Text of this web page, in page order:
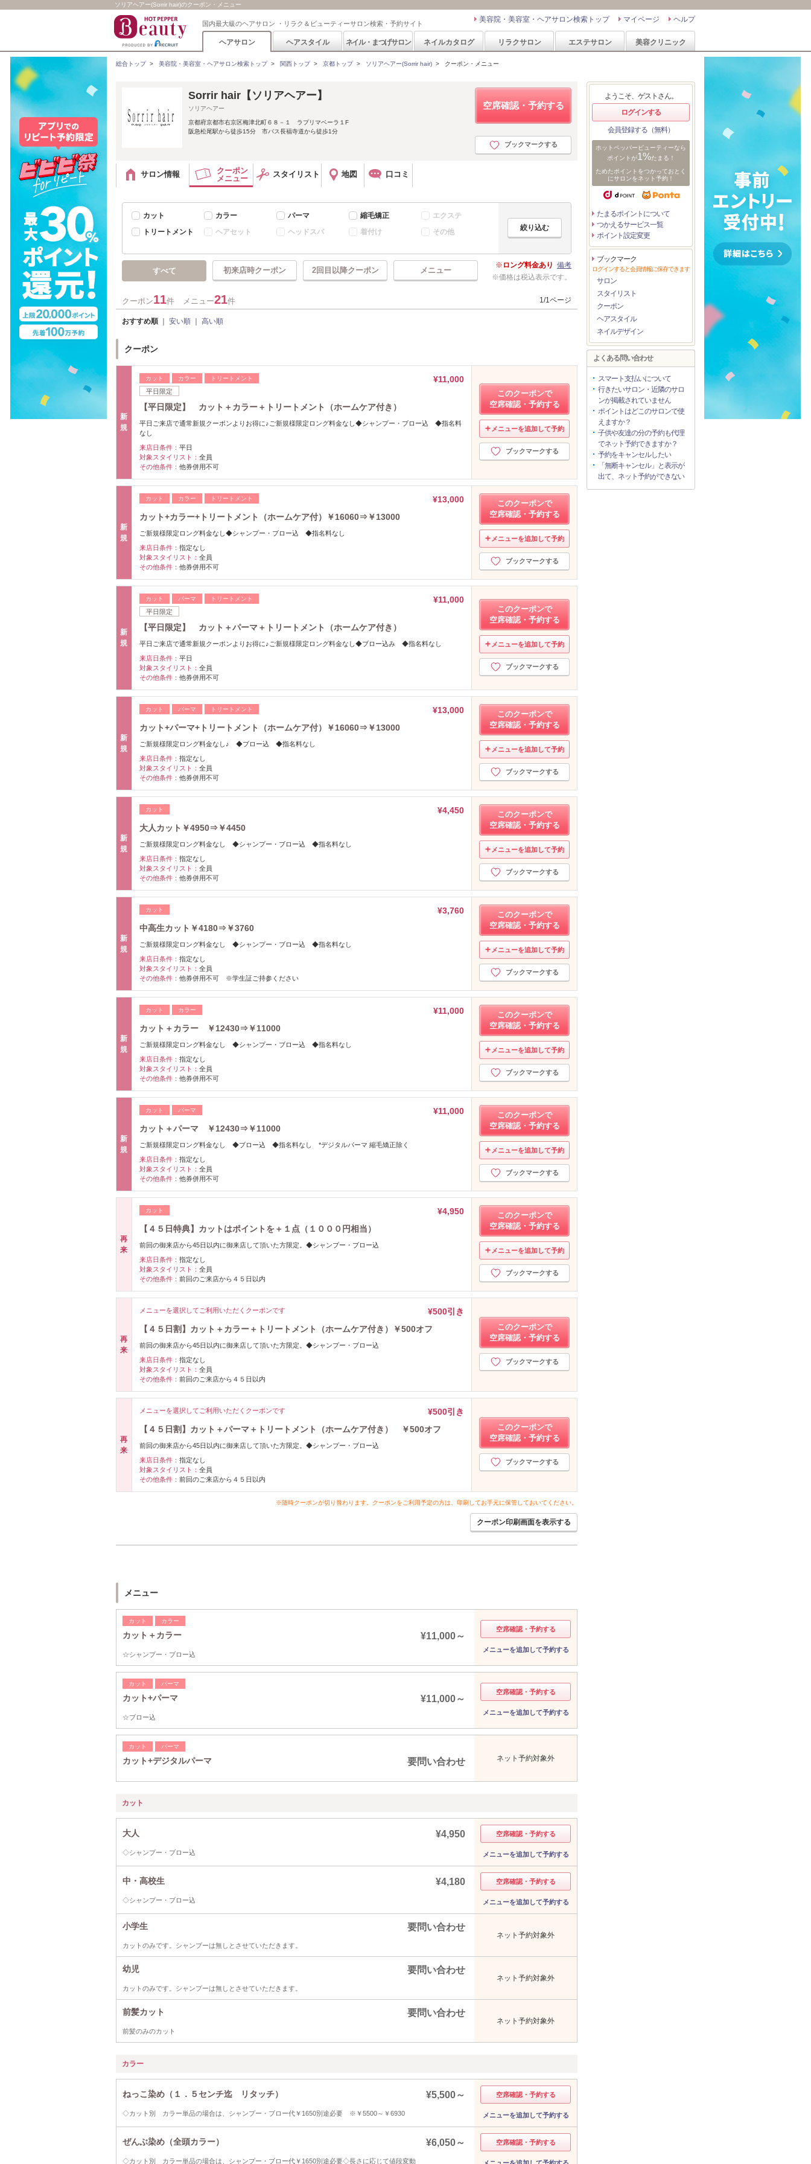
ソリアヘアー(Sorrir hair)のクーポン・メニュー
国内最大級のヘアサロン ・リラク＆ビューティーサロン検索・予約サイト ヘルプ
マイページ
美容院・美容室・ヘアサロン検索トップ
ヘアサロン ヘアスタイル ネイル・まつげサロン ネイルカタログ リラクサロン エステサロン 美容クリニック
総合トップ> 美容院・美容室・ヘアサロン検索トップ> 関西トップ> 京都トップ> ソリアヘアー(Sorrir hair) > クーポン・メニュー
空席確認・予約する
ブックマークする
Sorrir hair【ソリアヘアー】
ソリアヘアー
京都府京都市右京区梅津北町６８－１ ラプリマベーラ１F
阪急松尾駅から徒歩15分 市バス長福寺道から徒歩1分
サロン情報
クーポン
メニュー
スタイリスト 地図 口コミ
カット カラー パーマ 縮毛矯正
エクステ
トリートメント
ヘアセット ヘッドスパ 着付け その他
すべて 初来店時クーポン 2回目以降クーポン メニュー
ロング料金あり 備考
価格は税込表示です。
クーポン11件 メニュー21件 1/1ページ
おすすめ順 ｜ 安い順 ｜ 高い順
クーポン
新
規
カット カラー トリートメント
平日限定
¥11,000
【平日限定】 カット＋カラー＋トリートメント（ホームケア付き）
平日ご来店で通常新規クーポンよりお得に♪ご新規様限定ロング料金なし◆シャンプー・ブロー込 ◆指名料
なし
来店日条件： 平日
対象スタイリスト： 全員
その他条件： 他券併用不可
このクーポンで
空席確認・予約する
メニューを追加して予約
ブックマークする
新
規
カット カラー トリートメント
¥13,000
カット+カラー+トリートメント（ホームケア付）￥16060⇒￥13000
ご新規様限定ロング料金なし◆シャンプー・ブロー込 ◆指名料なし
来店日条件： 指定なし
対象スタイリスト： 全員
その他条件： 他券併用不可
このクーポンで
空席確認・予約する
メニューを追加して予約
ブックマークする
新
規
カット パーマ トリートメント
平日限定
¥11,000
【平日限定】 カット＋パーマ＋トリートメント（ホームケア付き）
平日ご来店で通常新規クーポンよりお得に♪ご新規様限定ロング料金なし◆ブロー込み ◆指名料なし
来店日条件： 平日
対象スタイリスト： 全員
その他条件： 他券併用不可
このクーポンで
空席確認・予約する
メニューを追加して予約
ブックマークする
新
規
カット パーマ トリートメント
¥13,000
カット+パーマ+トリートメント（ホームケア付）￥16060⇒￥13000
ご新規様限定ロング料金なし♪ ◆ブロー込 ◆指名料なし
来店日条件： 指定なし
対象スタイリスト： 全員
その他条件： 他券併用不可
このクーポンで
空席確認・予約する
メニューを追加して予約
ブックマークする
新
規
カット
¥4,450
大人カット￥4950⇒￥4450
ご新規様限定ロング料金なし ◆シャンプー・ブロー込 ◆指名料なし
来店日条件： 指定なし
対象スタイリスト： 全員
その他条件： 他券併用不可
このクーポンで
空席確認・予約する
メニューを追加して予約
ブックマークする
新
規
カット
¥3,760
中高生カット￥4180⇒￥3760
ご新規様限定ロング料金なし ◆シャンプー・ブロー込 ◆指名料なし
来店日条件： 指定なし
対象スタイリスト： 全員
その他条件： 他券併用不可 ※学生証ご持参ください
このクーポンで
空席確認・予約する
メニューを追加して予約
ブックマークする
新
規
カット カラー
¥11,000
カット＋カラー ￥12430⇒￥11000
ご新規様限定ロング料金なし ◆シャンプー・ブロー込 ◆指名料なし
来店日条件： 指定なし
対象スタイリスト： 全員
その他条件： 他券併用不可
このクーポンで
空席確認・予約する
メニューを追加して予約
ブックマークする
新
規
カット パーマ
¥11,000
カット＋パーマ ￥12430⇒￥11000
ご新規様限定ロング料金なし ◆ブロー込 ◆指名料なし *デジタルパーマ 縮毛矯正除く
来店日条件： 指定なし
対象スタイリスト： 全員
その他条件： 他券併用不可
このクーポンで
空席確認・予約する
メニューを追加して予約
ブックマークする
再
来
カット
¥4,950
【４５日特典】カットはポイントを＋１点（１０００円相当）
前回の御来店から45日以内に御来店して頂いた方限定。◆シャンプー・ブロー込
来店日条件： 指定なし
対象スタイリスト： 全員
その他条件： 前回のご来店から４５日以内
このクーポンで
空席確認・予約する
メニューを追加して予約
ブックマークする
再
来
メニューを選択してご利用いただくクーポンです
¥500引き
【４５日割】カット＋カラー＋トリートメント（ホームケア付き）￥500オフ
前回の御来店から45日以内に御来店して頂いた方限定。◆シャンプー・ブロー込
来店日条件： 指定なし
対象スタイリスト： 全員
その他条件： 前回のご来店から４５日以内
このクーポンで
空席確認・予約する
ブックマークする
再
来
メニューを選択してご利用いただくクーポンです
¥500引き
【４５日割】カット＋パーマ＋トリートメント（ホームケア付き） ￥500オフ
前回の御来店から45日以内に御来店して頂いた方限定。◆シャンプー・ブロー込
来店日条件： 指定なし
対象スタイリスト： 全員
その他条件： 前回のご来店から４５日以内
このクーポンで
空席確認・予約する
ブックマークする
※随時クーポンが切り替わります。クーポンをご利用予定の方は、印刷してお手元に保管しておいてください。
クーポン印刷画面を表示する
メニュー
カット カラー
カット＋カラー ¥11,000～
☆シャンプー・ブロー込
空席確認・予約する
メニューを追加して予約する
カット パーマ
カット+パーマ ¥11,000～
☆ブロー込
空席確認・予約する
メニューを追加して予約する
カット パーマ
カット+デジタルパーマ 要問い合わせ ネット予約対象外
カット
大人 ¥4,950
◇シャンプー・ブロー込
空席確認・予約する
メニューを追加して予約する
中・高校生 ¥4,180
◇シャンプー・ブロー込
空席確認・予約する
メニューを追加して予約する
小学生 要問い合わせ
カットのみです。シャンプーは無しとさせていただきます。
ネット予約対象外
幼児 要問い合わせ
カットのみです。シャンプーは無しとさせていただきます。
ネット予約対象外
前髪カット 要問い合わせ
前髪のみのカット
ネット予約対象外
カラー
ねっこ染め（１．５センチ迄 リタッチ） ¥5,500～
◇カット別 カラー単品の場合は、シャンプー・ブロー代￥1650別途必要 ※￥5500～￥6930
空席確認・予約する
メニューを追加して予約する
ぜんぶ染め（全頭カラー） ¥6,050～
◇カット別 カラー単品の場合は、シャンプー・ブロー代￥1650別途必要◇長さに応じて値段変動
空席確認・予約する
メニューを追加して予約する
ようこそ、ゲストさん。
ログインする
会員登録する（無料）
ホットペッパービューティーなら
ポイントが1%たまる！
ためたポイントをつかっておとく
にサロンをネット予約！
たまるポイントについて
つかえるサービス一覧
ポイント設定変更
ブックマーク
ログインすると会員情報に保存できます
サロン
スタイリスト
クーポン
ヘアスタイル
ネイルデザイン
よくある問い合わせ
スマート支払いについて
行きたいサロン・近隣のサロ
ンが掲載されていません
ポイントはどこのサロンで使
えますか？
子供や友達の分の予約も代理
でネット予約できますか？
予約をキャンセルしたい
「無断キャンセル」と表示が
出て、ネット予約ができない